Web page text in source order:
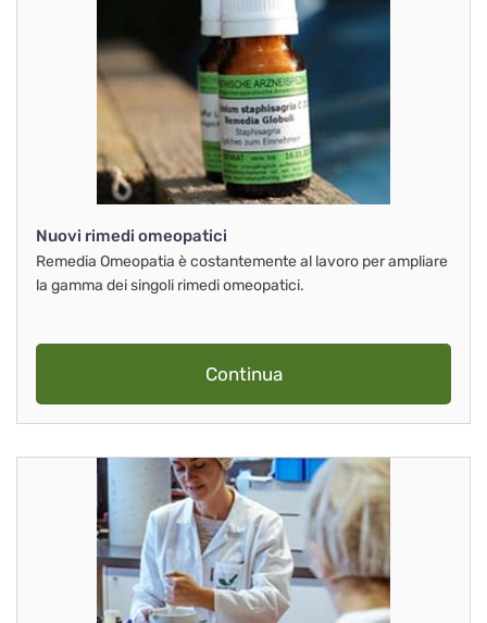
Nuovi rimedi omeopatici
Remedia Omeopatia è costantemente al lavoro per ampliare
la gamma dei singoli rimedi omeopatici.
Continua